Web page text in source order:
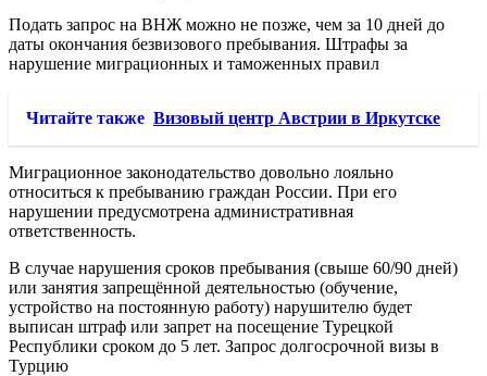
Подать запрос на ВНЖ можно не позже, чем за 10 дней до
даты окончания безвизового пребывания. Штрафы за
нарушение миграционных и таможенных правил
Читайте также Визовый центр Австрии в Иркутске
Миграционное законодательство довольно лояльно
относиться к пребыванию граждан России. При его
нарушении предусмотрена административная
ответственность.
В случае нарушения сроков пребывания (свыше 60/90 дней)
или занятия запрещённой деятельностью (обучение,
устройство на постоянную работу) нарушителю будет
выписан штраф или запрет на посещение Турецкой
Республики сроком до 5 лет. Запрос долгосрочной визы в
Турцию